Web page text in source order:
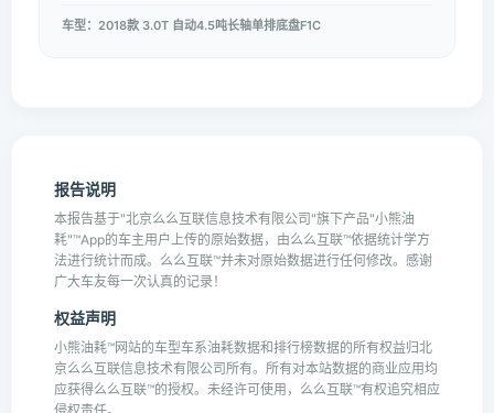
车型：2018款 3.0T 自动4.5吨长轴单排底盘F1C
报告说明
本报告基于"北京么么互联信息技术有限公司"旗下产品"小熊油
耗"™App的车主用户上传的原始数据，由么么互联™依据统计学方
法进行统计而成。么么互联™并未对原始数据进行任何修改。感谢
广大车友每一次认真的记录！
权益声明
小熊油耗™网站的车型车系油耗数据和排行榜数据的所有权益归北
京么么互联信息技术有限公司所有。所有对本站数据的商业应用均
应获得么么互联™的授权。未经许可使用，么么互联™有权追究相应